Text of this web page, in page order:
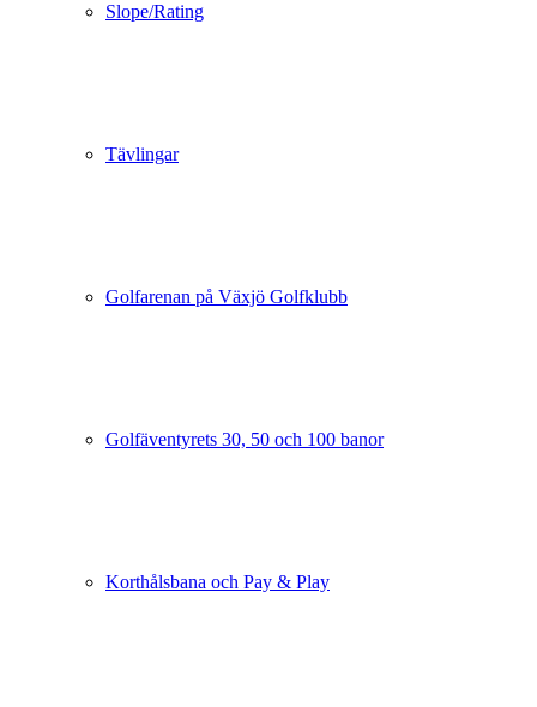
Slope/Rating
Tävlingar
Golfarenan på Växjö Golfklubb
Golfäventyrets 30, 50 och 100 banor
Korthålsbana och Pay & Play